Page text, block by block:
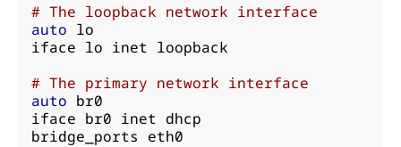
# The loopback network interface
auto lo
iface lo inet loopback
# The primary network interface
auto br0
iface br0 inet dhcp
bridge_ports eth0